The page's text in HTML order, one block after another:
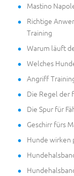
Mastino
Richtige
Training
Warum läuft
Welches
Angriff
Die Regel der
Die Spur für
Geschirr fürs
Hunde wirken